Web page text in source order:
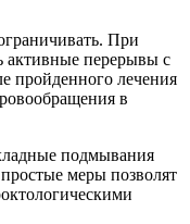
При
активные перерывы с
пройденного лечения
в
подмывания
меры позволят